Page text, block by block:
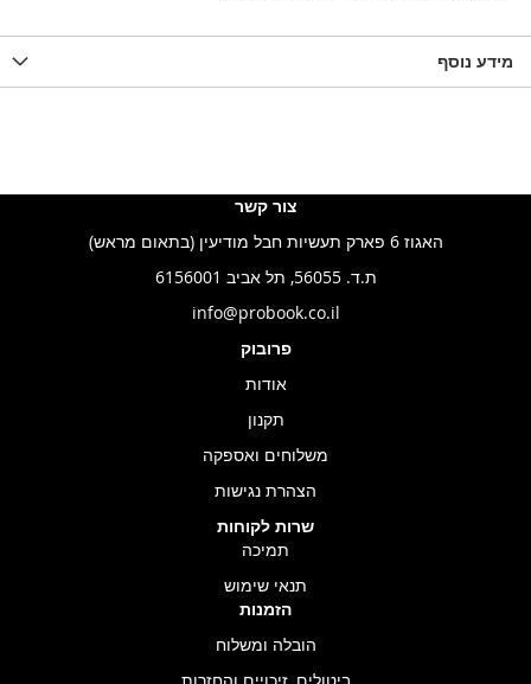
מידע נוסף
צור קשר
האגוז 6 פארק תעשיות חבל מודיעין (בתאום מראש)
ת.ד. 56055, תל אביב 6156001
info@probook.co.il
פרובוק
אודות
תקנון
משלוחים ואספקה
הצהרת נגישות
שרות לקוחות
תמיכה
תנאי שימוש
הזמנות
הובלה ומשלוח